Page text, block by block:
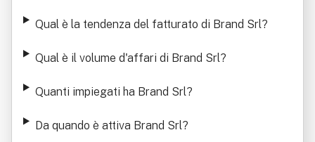
Qual è la tendenza del fatturato di Brand Srl?
Qual è il volume d'affari di Brand Srl?
Quanti impiegati ha Brand Srl?
Da quando è attiva Brand Srl?